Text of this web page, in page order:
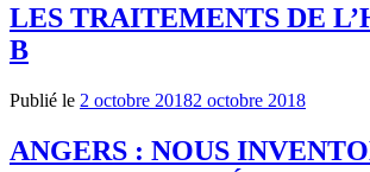
LES TRAITEMENTS DE
B
Publié le 2 octobre 20182 octobre 2018
ANGERS : NOUS